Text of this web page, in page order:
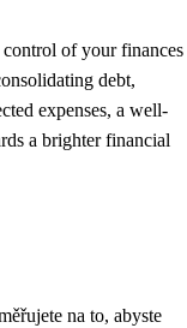
of your finances
debt,
expenses, a well-
a brighter financial
na to, abyste